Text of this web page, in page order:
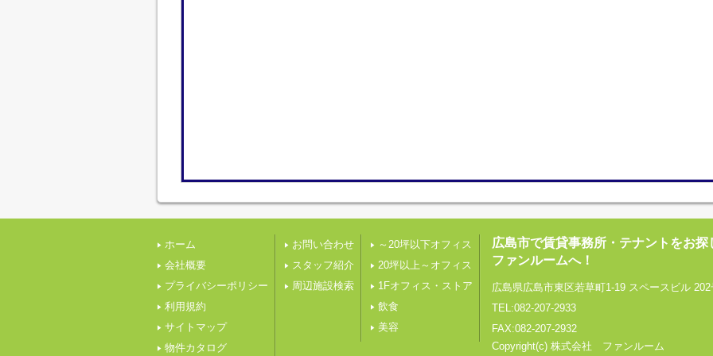
ホーム
会社概要
プライバシーポリシー
利用規約
サイトマップ
物件カタログ
お問い合わせ
スタッフ紹介
周辺施設検索
～20坪以下オフィス
20坪以上～オフィス
1Fオフィス・ストア
飲食
美容
広島市で賃貸事務所・テナントをお探
ファンルームへ！
広島県広島市東区若草町1-19 スペースビル 202
TEL:082-207-2933
FAX:082-207-2932
Copyright(c) 株式会社 ファンルーム